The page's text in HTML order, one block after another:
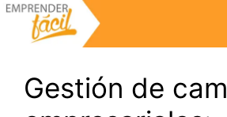
Saltar
Gestión de